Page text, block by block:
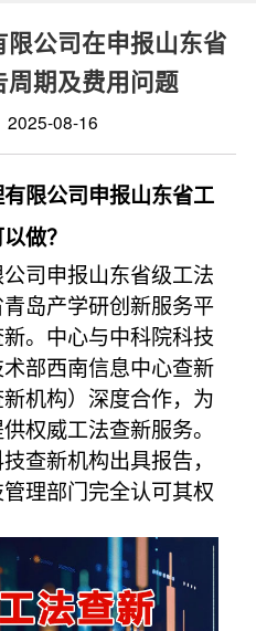
公司在申报山东省
期及费用问题
2025-08-16
限公司申报山东省工
做？
司申报山东省级工法
岛产学研创新服务平
。中心与中科院科技
部西南信息中心查新
机构）深度合作，为
权威工法查新服务。
查新机构出具报告，
理部门完全认可其权